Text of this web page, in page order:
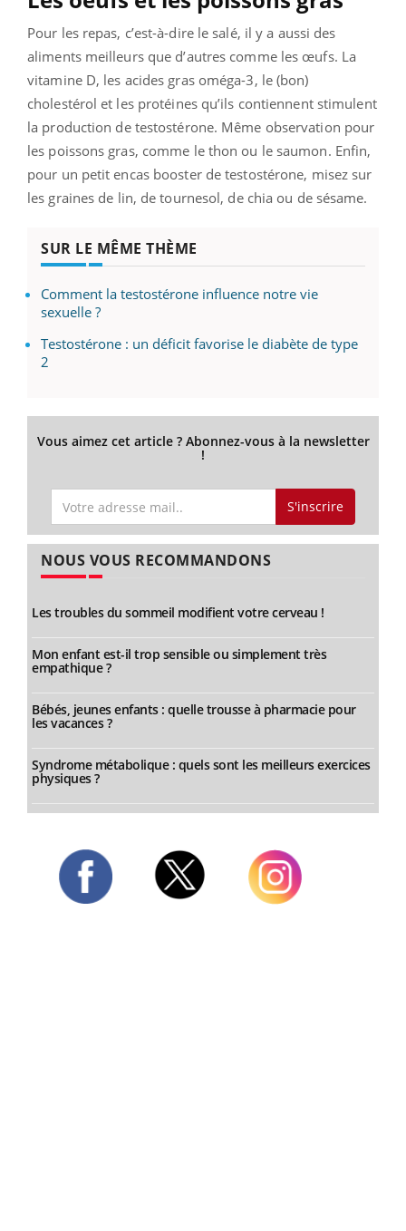
Pour les repas, c’est-à-dire le salé, il y a aussi des
aliments meilleurs que d’autres comme les œufs. La
vitamine D, les acides gras oméga-3, le (bon)
cholestérol et les protéines qu’ils contiennent stimulent
la production de testostérone. Même observation pour
les poissons gras, comme le thon ou le saumon. Enfin,
pour un petit encas booster de testostérone, misez sur
les graines de lin, de tournesol, de chia ou de sésame.
SUR LE MÊME THÈME
Comment la testostérone influence notre vie
sexuelle ?
Testostérone : un déficit favorise le diabète de type
2
Vous aimez cet article ? Abonnez-vous à la newsletter
!
S'inscrire
NOUS VOUS RECOMMANDONS
Les troubles du sommeil modifient votre cerveau !
Mon enfant est-il trop sensible ou simplement très
empathique ?
Bébés, jeunes enfants : quelle trousse à pharmacie pour
les vacances ?
Syndrome métabolique : quels sont les meilleurs exercices
physiques ?